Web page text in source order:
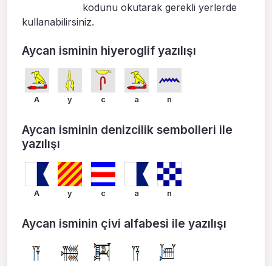
kodunu okutarak gerekli yerlerde
kullanabilirsiniz.
Aycan isminin hiyeroglif yazılışı
A y c a n
Aycan isminin denizcilik sembolleri ile
yazılışı
A y c a n
Aycan isminin çivi alfabesi ile yazılışı